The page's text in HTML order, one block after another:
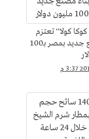
كولا'' تعتزم
بناء مصنع جديد بمصر بـ100